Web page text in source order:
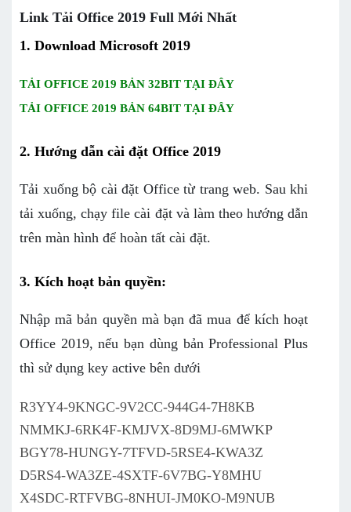
Link Tải Office 2019 Full Mới Nhất
1. Download Microsoft 2019
TẢI OFFICE 2019 BẢN 32BIT TẠI ĐÂY
TẢI OFFICE 2019 BẢN 64BIT TẠI ĐÂY
2. Hướng dẫn cài đặt Office 2019
Tải xuống bộ cài đặt Office từ trang web. Sau khi
tải xuống, chạy file cài đặt và làm theo hướng dẫn
trên màn hình để hoàn tất cài đặt.
3. Kích hoạt bản quyền:
Nhập mã bản quyền mà bạn đã mua để kích hoạt
Office 2019, nếu bạn dùng bản Professional Plus
thì sử dụng key active bên dưới
R3YY4-9KNGC-9V2CC-944G4-7H8KB
NMMKJ-6RK4F-KMJVX-8D9MJ-6MWKP
BGY78-HUNGY-7TFVD-5RSE4-KWA3Z
D5RS4-WA3ZE-4SXTF-6V7BG-Y8MHU
X4SDC-RTFVBG-8NHUI-JM0KO-M9NUB